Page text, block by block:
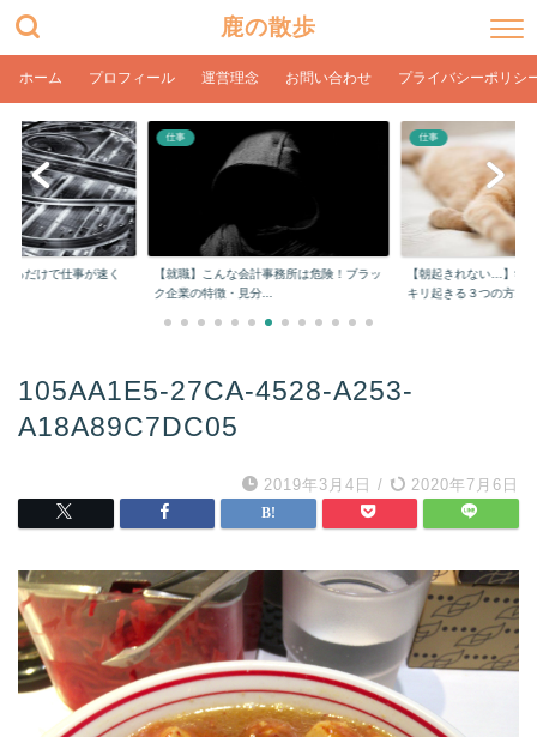
鹿の散歩
ホーム プロフィール 運営理念 お問い合わせ プライバシーポリシ
るだけで仕事が速く
仕事
【就職】こんな会計事務所は危険！ブラッ
ク企業の特徴・見分...
仕事
【朝起きれない…】学
キリ起きる３つの方...
105AA1E5-27CA-4528-A253-
A18A89C7DC05
2019年3月4日 / 2020年7月6日